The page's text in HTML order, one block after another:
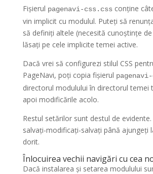
Fișierul pagenavi-css.css conține
vin implicit cu modulul. Puteți să
să definiți altele (necesită cunoștințe de
lăsați pe cele implicite temei active.
Dacă vrei să configurezi stilul CSS
PageNavi, poți copia fișierul
directorul modulului în directorul temei
apoi modificările acolo.
Restul setărilor sunt destul de
salvați-modificați-salvați până ajungeți
dorit.
Înlocuirea vechii navigări cu cea
Dacă instalarea și setarea modulului